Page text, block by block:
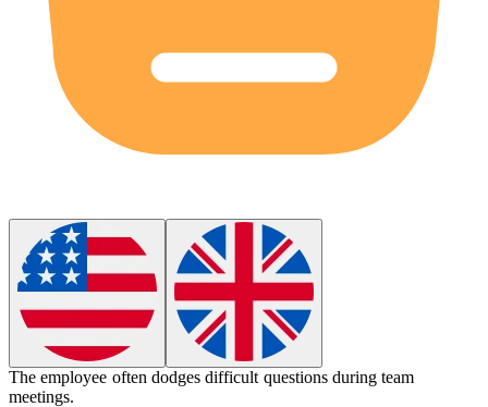
The employee often dodges difficult questions during team
meetings.